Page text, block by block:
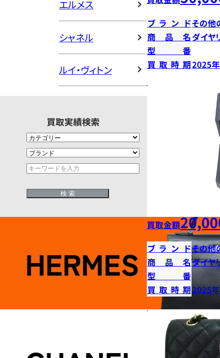
エルメス
シャネル
ルイ・ヴィトン
買取実績検索
ブランドその他
商品名ダイヤ
型番
買取時期2025
買取金額
ブランドその他
商品名ダイヤ
型番
買取時期2025